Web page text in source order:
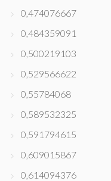
0,474076667
0,484359091
0,500219103
0,529566622
0,55784068
0,589532325
0,591794615
0,609015867
0,614094376